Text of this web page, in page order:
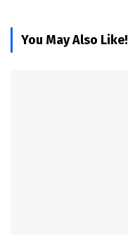
You May Also Like!